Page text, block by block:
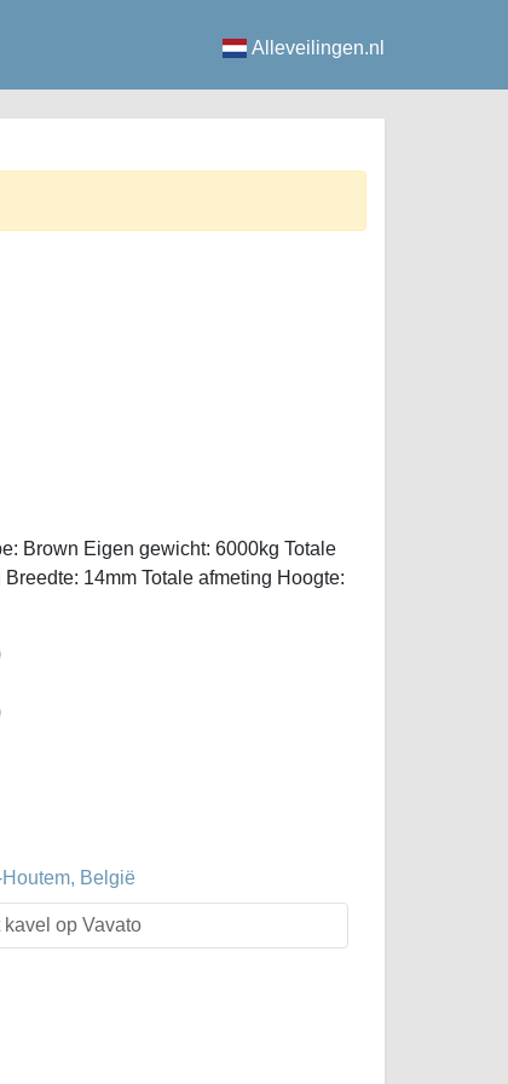
Alleveilingen.nl
Brown Eigen gewicht: 6000kg Totale
14mm Totale afmeting Hoogte:
België
kavel op Vavato